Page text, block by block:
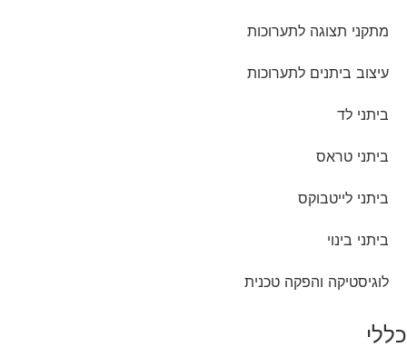
מתקני תצוגה לתערוכות
עיצוב ביתנים לתערוכות
ביתני לד
ביתני טראס
ביתני לייטבוקס
ביתני בינוי
לוגיסטיקה והפקה טכנית
כללי